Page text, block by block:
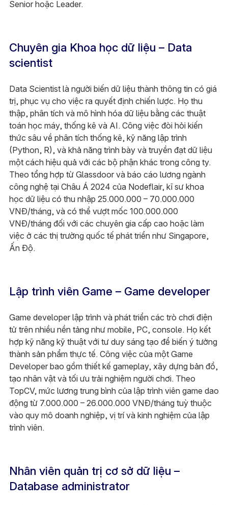
Senior hoặc Leader.
Chuyên gia Khoa học dữ liệu – Data
scientist
Data Scientist là người biến dữ liệu thành thông tin có giá
trị, phục vụ cho việc ra quyết định chiến lược. Họ thu
thập, phân tích và mô hình hóa dữ liệu bằng các thuật
toán học máy, thống kê và AI. Công việc đòi hỏi kiến
thức sâu về phân tích thống kê, kỹ năng lập trình
(Python, R), và khả năng trình bày và truyền đạt dữ liệu
một cách hiệu quả với các bộ phận khác trong công ty.
Theo tổng hợp từ Glassdoor và báo cáo lương ngành
công nghệ tại Châu Á 2024 của Nodeflair, kĩ sư khoa
học dữ liệu có thu nhập 25.000.000 – 70.000.000
VNĐ/tháng, và có thể vượt mốc 100.000.000
VNĐ/tháng đối với các chuyên gia cấp cao hoặc làm
việc ở các thị trường quốc tế phát triển như Singapore,
Ấn Độ.
Lập trình viên Game – Game developer
Game developer lập trình và phát triển các trò chơi điện
tử trên nhiều nền tảng như mobile, PC, console. Họ kết
hợp kỹ năng kỹ thuật với tư duy sáng tạo để biến ý tưởng
thành sản phẩm thực tế. Công việc của một Game
Developer bao gồm thiết kế gameplay, xây dựng bản đồ,
tạo nhân vật và tối ưu trải nghiệm người chơi. Theo
TopCV, mức lương trung bình của lập trình viên game dao
động từ 7.000.000 – 26.000.000 VNĐ/tháng tuỳ thuộc
vào quy mô doanh nghiệp, vị trí và kinh nghiệm của lập
trình viên.
Nhân viên quản trị cơ sở dữ liệu –
Database administrator